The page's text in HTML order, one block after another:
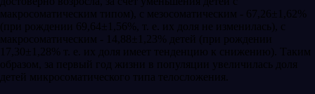
макросоматическим типом), с мезосоматическим - 67,26±1,62%
(при рождении 69,64±1,56%, т. е. их доля не изменилась), с
макросоматическим - 14,88±1,23% детей (при рождении
17,30±1,28% т. е. их доля имеет тенденцию к снижению). Таким
образом, за первый год жизни в популяции увеличилась доля
детей микросоматического типа телосложения.